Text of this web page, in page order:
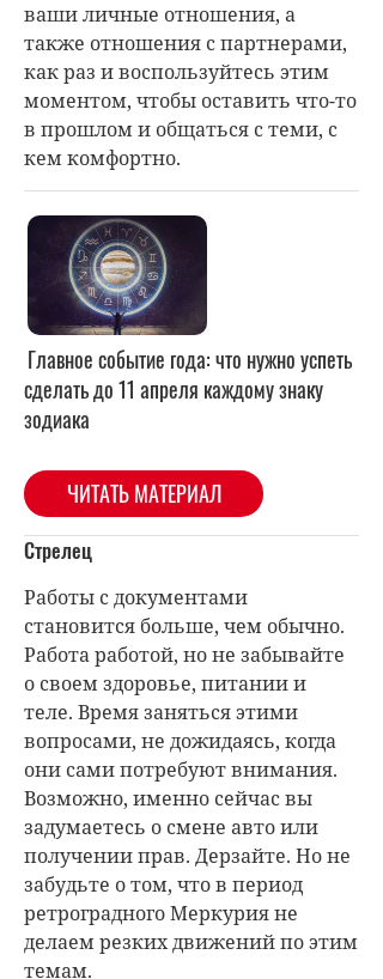
ваши личные отношения, а
также отношения с партнерами,
как раз и воспользуйтесь этим
моментом, чтобы оставить что-то
в прошлом и общаться с теми, с
кем комфортно.
Главное событие года: что нужно успеть
сделать до 11 апреля каждому знаку
зодиака
ЧИТАТЬ МАТЕРИАЛ
Стрелец
Работы с документами
становится больше, чем обычно.
Работа работой, но не забывайте
о своем здоровье, питании и
теле. Время заняться этими
вопросами, не дожидаясь, когда
они сами потребуют внимания.
Возможно, именно сейчас вы
задумаетесь о смене авто или
получении прав. Дерзайте. Но не
забудьте о том, что в период
ретроградного Меркурия не
делаем резких движений по этим
темам.